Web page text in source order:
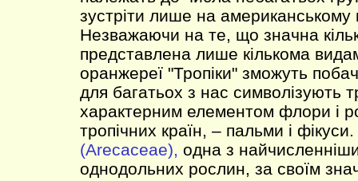
зустріти лише на американському
Незважаючи на те, що значна
представлена лише кількома
оранжереї "Тропіки" зможуть
для багатьох з нас символізують
характерним елементом флори і
тропічних країн, – пальми і фікуси.
(Arecaceae), одна з
однодольних рослин, за своїм